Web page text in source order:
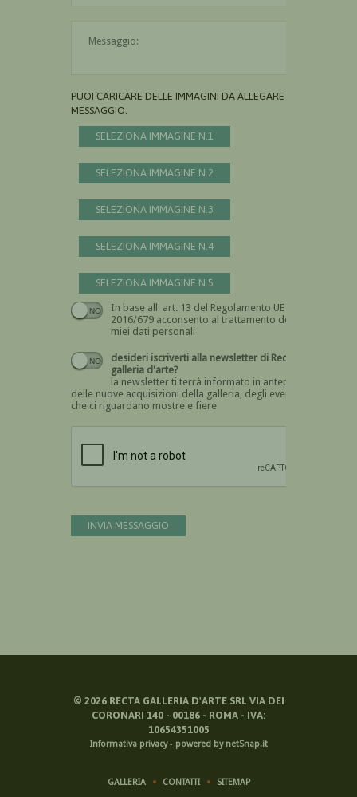
PUOI CARICARE DELLE IMMAGINI DA ALLEGARE AL
MESSAGGIO:
SELEZIONA IMMAGINE N.1
SELEZIONA IMMAGINE N.2
SELEZIONA IMMAGINE N.3
SELEZIONA IMMAGINE N.4
SELEZIONA IMMAGINE N.5
In base all' art. 13 del Regolamento UE n.
2016/679 acconsento al trattamento dei
miei dati personali
Devi dare il consenso
desideri iscriverti alla newsletter di Recta
galleria d'arte?
la newsletter ti terrà informato in anteprima
delle nuove acquisizioni della galleria, degli eventi
che ci riguardano mostre e fiere
INVIA MESSAGGIO
© 2026RECTA GALLERIA D'ARTE SRL VIA DEI
CORONARI 140 - 00186 - ROMA - IVA:
10654351005
Informativa privacy- powered by netSnap.it
GALLERIA CONTATTI SITEMAP